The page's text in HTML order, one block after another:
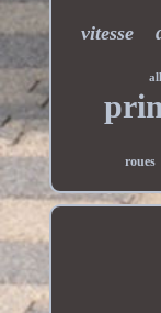
vitesse
roues